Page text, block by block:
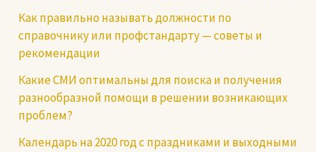
Как правильно называть должности по
справочнику или профстандарту — советы и
рекомендации
Какие СМИ оптимальны для поиска и получения
разнообразной помощи в решении возникающих
проблем?
Календарь на 2020 год с праздниками и выходными